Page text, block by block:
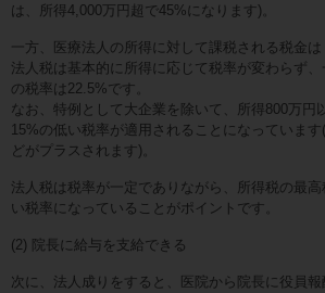
は、所得4,000万円超で45%になります)。
一方、医療法人の所得に対して課税される税金は
法人税は基本的に所得に応じて税率が変わらず
の税率は22.5%です。
なお、特例として大企業を除いて、所得800万円
15%の低い税率が適用されることになっていま
どがプラスされます)。
法人税は税率が一定でありながら、所得税の最
い税率になっていることがポイントです。
(2) 院長に給与を支給できる
次に、法人成りをすると、医院から院長に役員